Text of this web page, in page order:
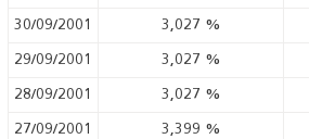
30/09/2001 3,027 %
29/09/2001 3,027 %
28/09/2001 3,027 %
27/09/2001 3,399 %